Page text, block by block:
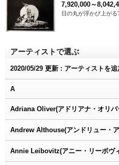
7,920,000～
日の丸が浮かび上がる
アーティストで選ぶ
2020/05/29 更新 : アーティストを追
A
Adriana Oliver(アドリアナ・オリバ
Andrew Althouse(アンドリュー・
Annie Leibovitz(アニー・リーボヴ